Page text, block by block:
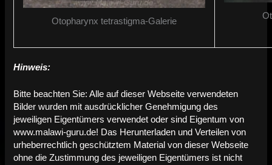
Otopharynx tetrastigma-Galerie
Hinweis:
Bitte beachten Sie: Alle auf dieser Webseite verwendeten
Bilder wurden mit ausdrücklicher Genehmigung des
jeweiligen Eigentümers verwendet oder sind Eigentum von
www.malawi-guru.de! Das Herunterladen und Verteilen von
urheberrechtlich geschütztem Material von dieser Webseite
ohne die Zustimmung des jeweiligen Eigentümers ist nicht